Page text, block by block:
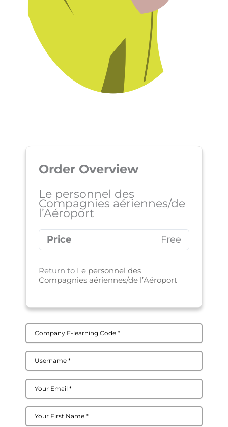
Order Overview
Le personnel des
Compagnies aériennes/de
l’Aéroport
Price Free
Return to Le personnel des
Compagnies aériennes/de l’Aéroport